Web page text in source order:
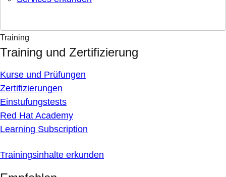
Training
Training und Zertifizierung
Kurse und Prüfungen
Zertifizierungen
Einstufungstests
Red Hat Academy
Learning Subscription
Trainingsinhalte erkunden